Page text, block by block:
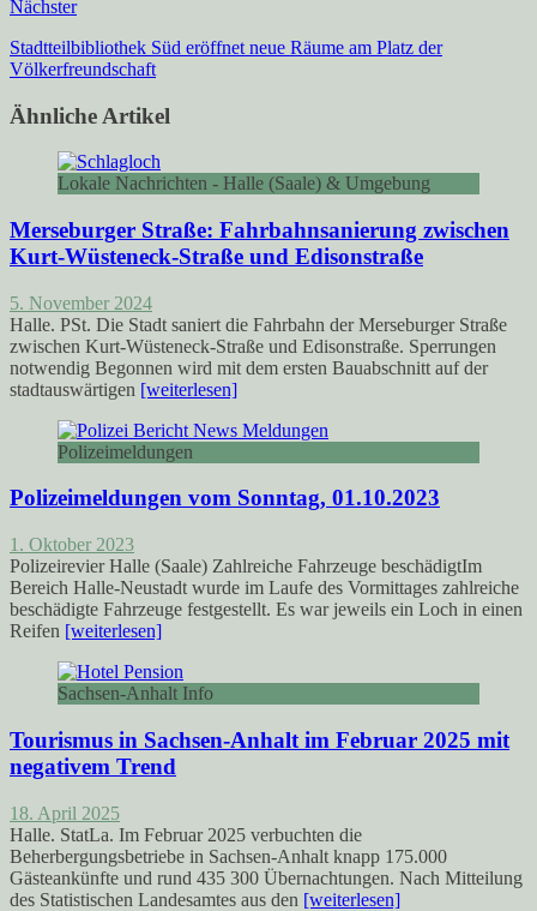
Nächster
Stadtteilbibliothek Süd eröffnet neue Räume am Platz der
Völkerfreundschaft
Ähnliche Artikel
Lokale Nachrichten - Halle (Saale) & Umgebung
Merseburger Straße: Fahrbahnsanierung zwischen
Kurt-Wüsteneck-Straße und Edisonstraße
5. November 2024
Halle. PSt. Die Stadt saniert die Fahrbahn der Merseburger Straße
zwischen Kurt-Wüsteneck-Straße und Edisonstraße. Sperrungen
notwendig Begonnen wird mit dem ersten Bauabschnitt auf der
stadtauswärtigen [weiterlesen]
Polizeimeldungen
Polizeimeldungen vom Sonntag, 01.10.2023
1. Oktober 2023
Polizeirevier Halle (Saale) Zahlreiche Fahrzeuge beschädigtIm
Bereich Halle-Neustadt wurde im Laufe des Vormittages zahlreiche
beschädigte Fahrzeuge festgestellt. Es war jeweils ein Loch in einen
Reifen [weiterlesen]
Sachsen-Anhalt Info
Tourismus in Sachsen-Anhalt im Februar 2025 mit
negativem Trend
18. April 2025
Halle. StatLa. Im Februar 2025 verbuchten die
Beherbergungsbetriebe in Sachsen-Anhalt knapp 175.000
Gästeankünfte und rund 435 300 Übernachtungen. Nach Mitteilung
des Statistischen Landesamtes aus den [weiterlesen]